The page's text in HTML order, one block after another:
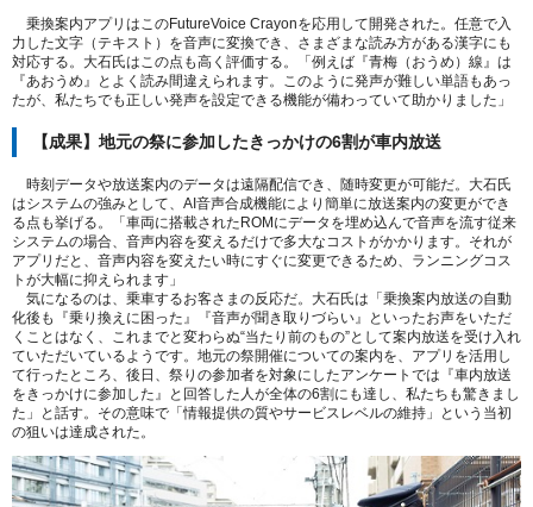
乗換案内アプリはこのFutureVoice Crayonを応用して開発された。任意で入
力した文字（テキスト）を音声に変換でき、さまざまな読み方がある漢字にも
対応する。大石氏はこの点も高く評価する。「例えば『青梅（おうめ）線』は
『あおうめ』とよく読み間違えられます。このように発声が難しい単語もあっ
たが、私たちでも正しい発声を設定できる機能が備わっていて助かりました」
【成果】地元の祭に参加したきっかけの6割が車内放送
時刻データや放送案内のデータは遠隔配信でき、随時変更が可能だ。大石氏
はシステムの強みとして、AI音声合成機能により簡単に放送案内の変更ができ
る点も挙げる。「車両に搭載されたROMにデータを埋め込んで音声を流す従来
システムの場合、音声内容を変えるだけで多大なコストがかかります。それが
アプリだと、音声内容を変えたい時にすぐに変更できるため、ランニングコス
トが大幅に抑えられます」
気になるのは、乗車するお客さまの反応だ。大石氏は「乗換案内放送の自動
化後も『乗り換えに困った』『音声が聞き取りづらい』といったお声をいただ
くことはなく、これまでと変わらぬ“当たり前のもの”として案内放送を受け入れ
ていただいているようです。地元の祭開催についての案内を、アプリを活用し
て行ったところ、後日、祭りの参加者を対象にしたアンケートでは『車内放送
をきっかけに参加した』と回答した人が全体の6割にも達し、私たちも驚きまし
た」と話す。その意味で「情報提供の質やサービスレベルの維持」という当初
の狙いは達成された。